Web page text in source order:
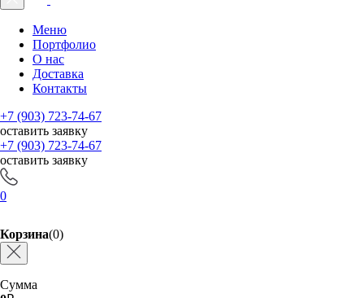
Меню
Портфолио
О нас
Доставка
Контакты
+7 (903) 723-74-67
оставить заявку
+7 (903) 723-74-67
оставить заявку
0
Корзина(0)
Сумма